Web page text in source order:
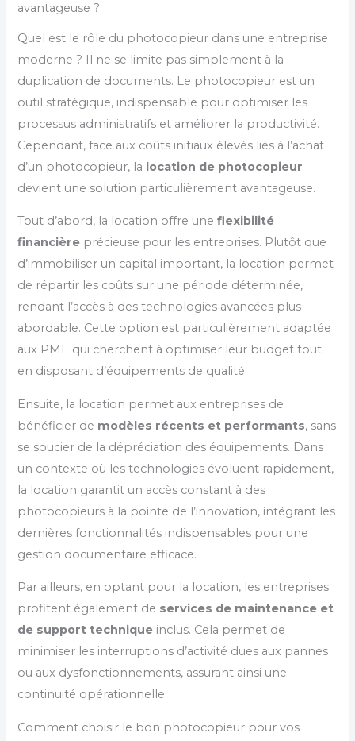
avantageuse ?
Quel est le rôle du photocopieur dans une entreprise
moderne ? Il ne se limite pas simplement à la
duplication de documents. Le photocopieur est un
outil stratégique, indispensable pour optimiser les
processus administratifs et améliorer la productivité.
Cependant, face aux coûts initiaux élevés liés à l’achat
d’un photocopieur, la location de photocopieur
devient une solution particulièrement avantageuse.
Tout d’abord, la location offre uneflexibilité
financière précieuse pour les entreprises. Plutôt que
d’immobiliser un capital important, la location permet
de répartir les coûts sur une période déterminée,
rendant l’accès à des technologies avancées plus
abordable. Cette option est particulièrement adaptée
aux PME qui cherchent à optimiser leur budget tout
en disposant d’équipements de qualité.
Ensuite, la location permet aux entreprises de
bénéficier de modèles récents et performants, sans
se soucier de la dépréciation des équipements. Dans
un contexte où les technologies évoluent rapidement,
la location garantit un accès constant à des
photocopieurs à la pointe de l’innovation, intégrant les
dernières fonctionnalités indispensables pour une
gestion documentaire efficace.
Par ailleurs, en optant pour la location, les entreprises
profitent également de services de maintenance et
de support technique inclus. Cela permet de
minimiser les interruptions d’activité dues aux pannes
ou aux dysfonctionnements, assurant ainsi une
continuité opérationnelle.
Comment choisir le bon photocopieur pour vos